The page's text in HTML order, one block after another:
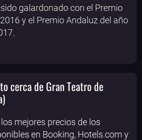
galardonado con el Premio
y el Premio Andaluz del año
cerca de Gran Teatro de
mejores precios de los
en Booking, Hotels.com y